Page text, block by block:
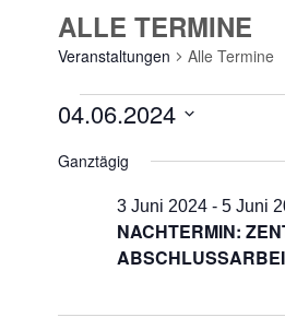
ALLE TERMINE
Veranstaltungen Alle Termine
4
JUNI
2024
04.06.2024
wählen.
Ganztägig
NACHTERMIN:
3 Juni 2024 -5 Juni